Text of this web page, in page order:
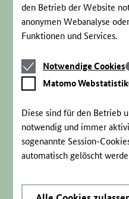
den Betrieb der Website
anonymen Webanalyse
Funktionen und Services.
Notwendige
Cookies
Notwendige Cookies
Matomo
Webstatistik
Matomo Webstatistik
Diese sind für den Betrieb
notwendig und immer
sogenannte Session-
automatisch gelöscht